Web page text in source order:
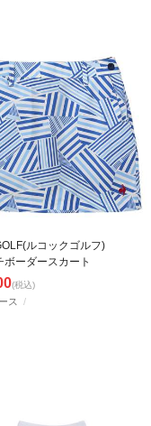
ス
ルコックゴルフ)
ボーダースカート
(税込)